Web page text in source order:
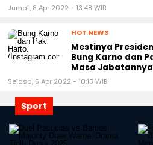
Jumat, 8 Apr 2022 - 13:48 WIB
HOT NEWS
Mestinya
Bung Karno dan
Masa Jabatannya
Selasa, 5 Apr 2022 - 10:13 WIB
Sport